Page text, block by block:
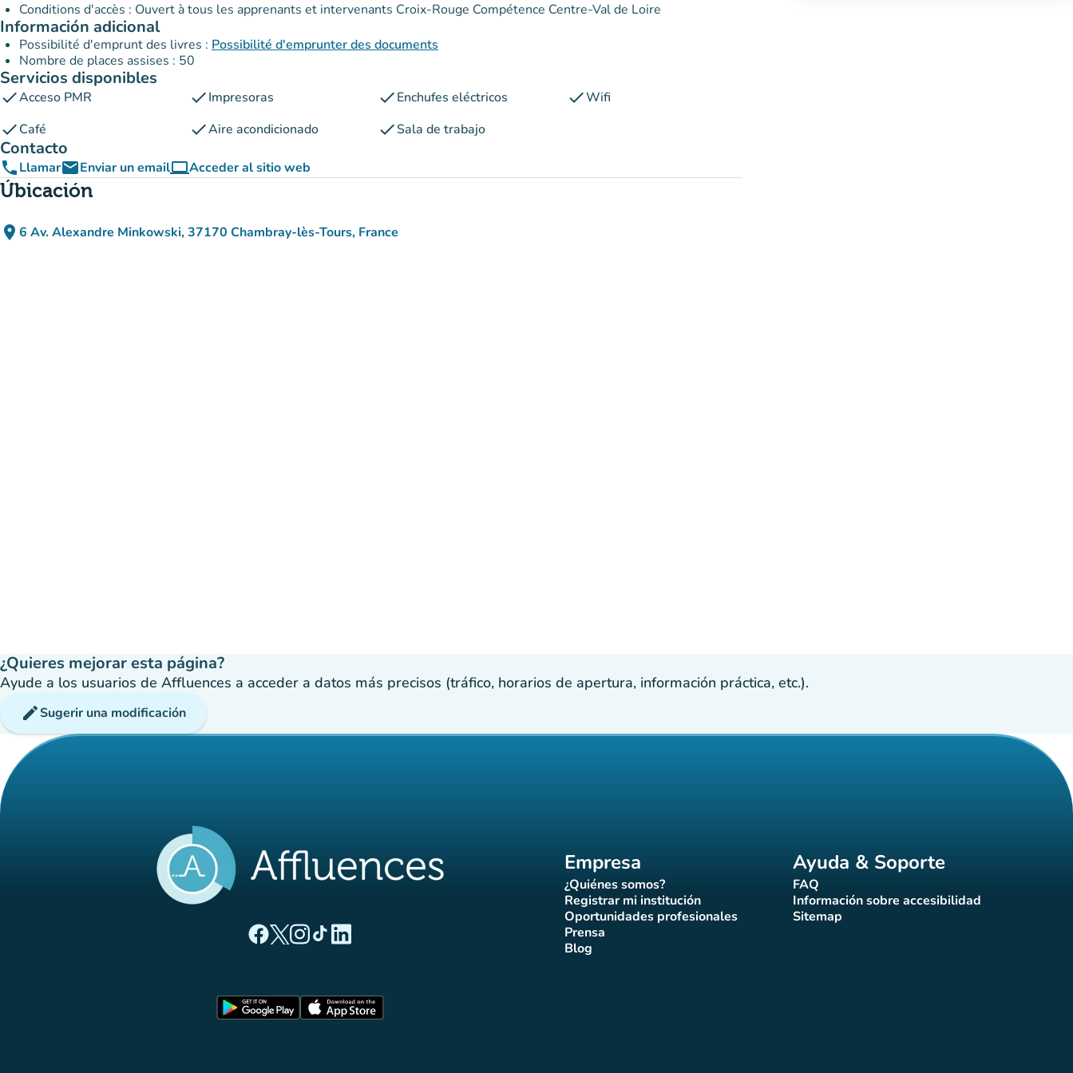
Conditions d'accès : Ouvert à tous les apprenants et intervenants Croix-Rouge Compétence Centre-Val de Loire
Información adicional
Possibilité d'emprunt des livres : Possibilité d'emprunter des documents
Nombre de places assises : 50
Servicios disponibles
checkAcceso PMR checkImpresoras checkEnchufes eléctricos checkWifi
checkCafé checkAire acondicionado checkSala de trabajo
Contacto
phoneLlamaremailEnviar un emailcomputerAcceder al sitio web
(nueva pestaña)
Úbicación
place 6 Av. Alexandre Minkowski, 37170 Chambray-lès-Tours, France
(abrir en Google Maps)
(nueva pestaña)
¿Quieres mejorar esta página?
Ayude a los usuarios de Affluences a acceder a datos más precisos (tráfico, horarios de apertura, información práctica, etc.).
editSugerir una modificación
(nueva pestaña)
(nueva pestaña)
(nueva pestaña)
(nueva pestaña)
(nueva pestaña)
Empresa
¿Quiénes somos?
(nueva pestaña)
Registrar mi institución
(nueva pestaña)
Oportunidades profesionales
(nueva pestaña)
Prensa(nueva pestaña)
Blog(nueva pestaña)
Ayuda & Soporte
FAQ(nueva pestaña)
Información sobre accesibilidad
(nueva pestaña)
Sitemap(nueva pestaña)